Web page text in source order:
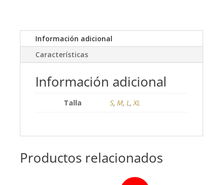
Información adicional
Características
Información adicional
Talla S, M, L,XL
Productos relacionados